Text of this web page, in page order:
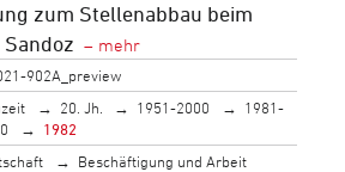
zum Stellenabbau beim
902A_preview
20. Jh. 1951-2000
1981-
1982
Beschäftigung und Arbeit